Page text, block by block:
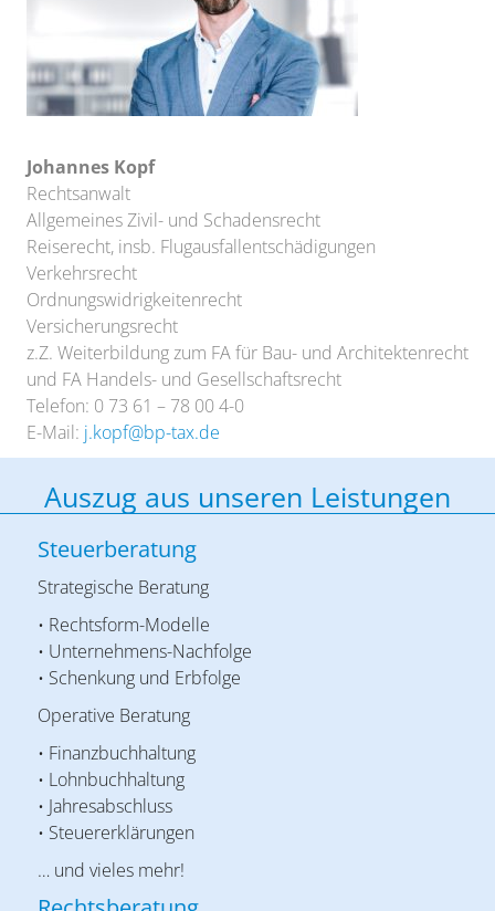
Johannes Kopf
Rechtsanwalt
Allgemeines Zivil- und Schadensrecht
Reiserecht, insb. Flugausfallentschädigungen
Verkehrsrecht
Ordnungswidrigkeitenrecht
Versicherungsrecht
z.Z. Weiterbildung zum FA für Bau- und Architektenrecht
und FA Handels- und Gesellschaftsrecht
Telefon: 0 73 61 – 78 00 4-0
E-Mail: j.kopf@bp-tax.de
Auszug aus unseren Leistungen
Steuerberatung
Strategische Beratung
• Rechtsform-Modelle
• Unternehmens-Nachfolge
• Schenkung und Erbfolge
Operative Beratung
• Finanzbuchhaltung
• Lohnbuchhaltung
• Jahresabschluss
• Steuererklärungen
… und vieles mehr!